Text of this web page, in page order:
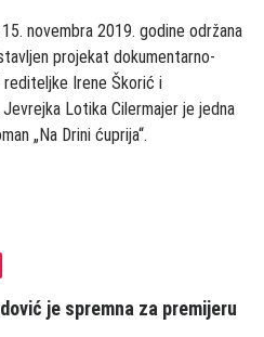
novembra 2019. godine održana
projekat dokumentarno-
rediteljke Irene Škorić i
Lotika Cilermajer je jedna
„Na Drini ćuprija“.
je spremna za premijeru